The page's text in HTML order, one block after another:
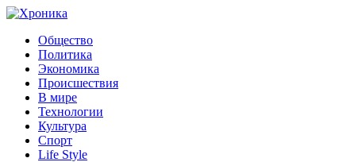
Общество
Политика
Экономика
Происшествия
В мире
Технологии
Культура
Спорт
Life Style